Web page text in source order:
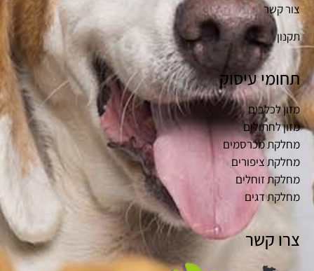
צור קשר
תקנון
תחומי עיסוק
מזון לכלבים
מזון לחתולים
מחלקת מכרסמים
מחלקת ציפורים
מחלקת זוחלים
מחלקת דגים
צרו קשר